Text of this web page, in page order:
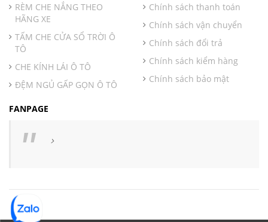
RÈM CHE NẮNG THEO
HÃNG XE
TẤM CHE CỬA SỔ TRỜI Ô
TÔ
CHE KÍNH LÁI Ô TÔ
ĐỆM NGỦ GẤP GỌN Ô TÔ
Chính sách thanh toán
Chính sách vận chuyển
Chính sách đổi trả
Chính sách kiểm hàng
Chính sách bảo mật
FANPAGE